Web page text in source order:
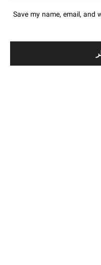
Save my name, email,